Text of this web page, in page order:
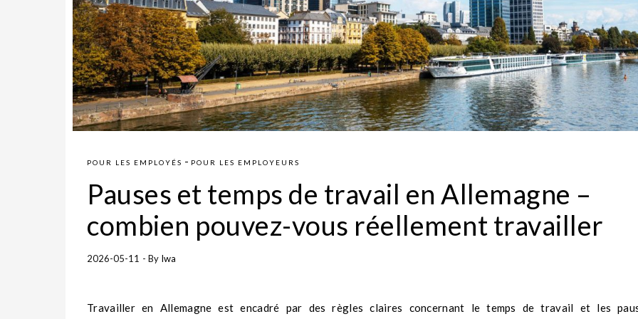
POUR LES EMPLOYÉS - POUR LES EMPLOYEURS
Pauses et temps de travail en Allemagne –
combien pouvez-vous réellement travailler
2026-05-11 - By Iwa
Travailler en Allemagne est encadré par des règles claires concernant le temps de travail et les